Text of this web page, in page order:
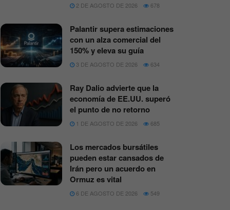
2 DE AGOSTO DE 2026 678
Palantir supera estimaciones
con un alza comercial del
150% y eleva su guía
3 DE AGOSTO DE 2026 634
Ray Dalio advierte que la
economía de EE.UU. superó
el punto de no retorno
1 DE AGOSTO DE 2026 685
Los mercados bursátiles
pueden estar cansados de
Irán pero un acuerdo en
Ormuz es vital
6 DE AGOSTO DE 2026 549